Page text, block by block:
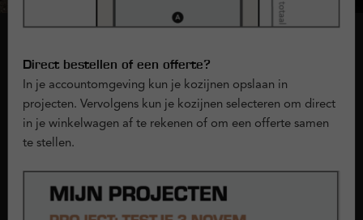
Direct bestellen of een offerte?
In je accountomgeving kun je kozijnen opslaan in
projecten. Vervolgens kun je kozijnen selecteren om direct
in je winkelwagen af te rekenen of om een offerte samen
te stellen.
Onderdorpel
Bij kozijnen en raamwerken noemen we de onderkant van het
kunststof kozijn dat aan de grond grenst 'de onderdorpel'. Bij
Kunststofkozijn.nl kun je kiezen uit 2 typen onderdorpels: